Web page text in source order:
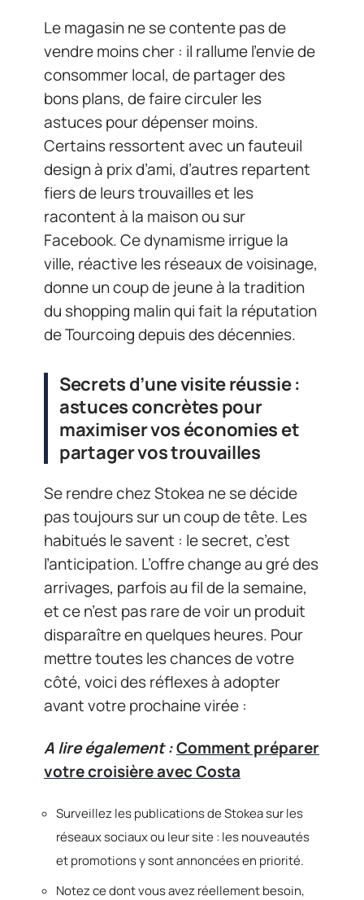
Le magasin ne se contente pas de
vendre moins cher : il rallume l’envie de
consommer local, de partager des
bons plans, de faire circuler les
astuces pour dépenser moins.
Certains ressortent avec un fauteuil
design à prix d’ami, d’autres repartent
fiers de leurs trouvailles et les
racontent à la maison ou sur
Facebook. Ce dynamisme irrigue la
ville, réactive les réseaux de voisinage,
donne un coup de jeune à la tradition
du shopping malin qui fait la réputation
de Tourcoing depuis des décennies.
Secrets d’une visite réussie :
astuces concrètes pour
maximiser vos économies et
partager vos trouvailles
Se rendre chez Stokea ne se décide
pas toujours sur un coup de tête. Les
habitués le savent : le secret, c’est
l’anticipation. L’offre change au gré des
arrivages, parfois au fil de la semaine,
et ce n’est pas rare de voir un produit
disparaître en quelques heures. Pour
mettre toutes les chances de votre
côté, voici des réflexes à adopter
avant votre prochaine virée :
A lire également :Comment préparer
votre croisière avec Costa
Surveillez les publications de Stokea sur les
réseaux sociaux ou leur site : les nouveautés
et promotions y sont annoncées en priorité.
Notez ce dont vous avez réellement besoin,